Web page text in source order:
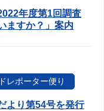
年度第1回調査
ますか？」案内
レポーター便り
より第54号を発行